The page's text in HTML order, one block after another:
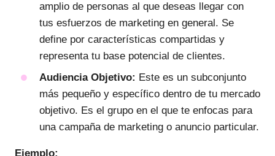
amplio de personas al que deseas llegar con
tus esfuerzos de marketing en general. Se
define por características compartidas y
representa tu base potencial de clientes.
Audiencia Objetivo: Este es un subconjunto
más pequeño y específico dentro de tu mercado
objetivo. Es el grupo en el que te enfocas para
una campaña de marketing o anuncio particular.
Ejemplo: